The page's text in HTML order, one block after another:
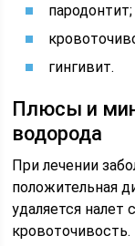
пародонтит;
гингивит.
Плюсы и
водорода
При лечении
положительная
удаляется налет
кровоточивость.